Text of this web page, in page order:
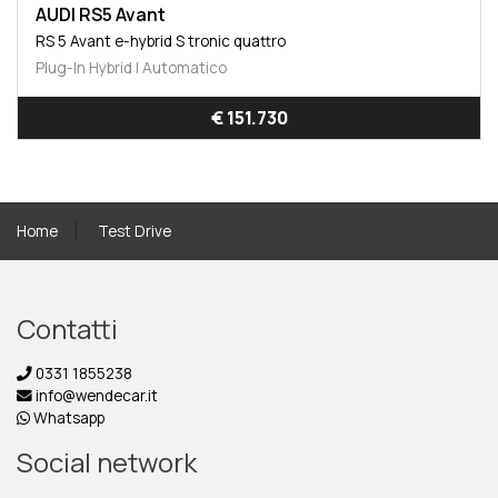
AUDI RS5 Avant
RS 5 Avant e-hybrid S tronic quattro
Plug-In Hybrid | Automatico
€ 151.730
Home Test Drive
Contatti
0331 1855238
info@wendecar.it
Whatsapp
Social network